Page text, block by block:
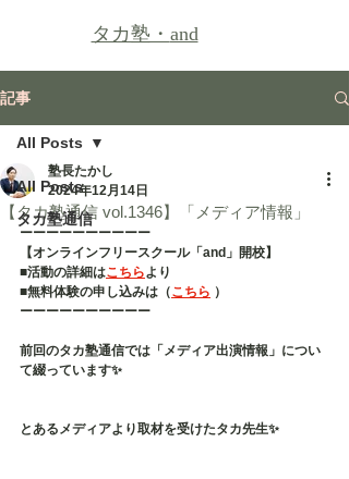
タカ塾・and
記事
All Posts
タカ塾通信
All Posts
【タカ塾通信 vol.1346】「メディア情報」
塾長たかし
2024年12月14日
ーーーーーーーーーー
【オンラインフリースクール「and」開校】
■活動の詳細はこちらより
■無料体験の申し込みは（こちら ）
ーーーーーーーーーー
前回のタカ塾通信では「メディア出演情報」につい
て綴っています✨
とあるメディアより取材を受けたタカ先生✨